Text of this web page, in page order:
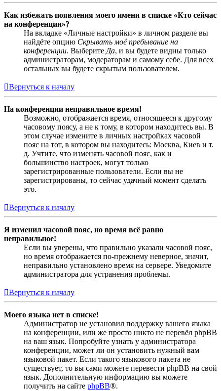
Как избежать появления моего имени в списке «Кто сейчас
на конференции»?
На вкладке «Личные настройки» в личном разделе вы
найдёте опцию Скрывать моё пребывание на
конференции. Выберите Да, и вы будете видны только
администраторам, модераторам и самому себе. Для всех
остальных вы будете скрытым пользователем.
Вернуться к началу
На конференции неправильное время!
Возможно, отображается время, относящееся к другому
часовому поясу, а не к тому, в котором находитесь вы. В
этом случае измените в личных настройках часовой
пояс на тот, в котором вы находитесь: Москва, Киев и т.
д. Учтите, что изменять часовой пояс, как и
большинство настроек, могут только
зарегистрированные пользователи. Если вы не
зарегистрированы, то сейчас удачный момент сделать
это.
Вернуться к началу
Я изменил часовой пояс, но время всё равно
неправильное!
Если вы уверены, что правильно указали часовой пояс,
но время отображается по-прежнему неверное, значит,
неправильно установлено время на сервере. Уведомите
администратора для устранения проблемы.
Вернуться к началу
Моего языка нет в списке!
Администратор не установил поддержку вашего языка
на конференции, или же просто никто не перевёл phpBB
на ваш язык. Попробуйте узнать у администратора
конференции, может ли он установить нужный вам
языковой пакет. Если такого языкового пакета не
существует, то вы сами можете перевести phpBB на свой
язык. Дополнительную информацию вы можете
получить на сайте phpBB®.